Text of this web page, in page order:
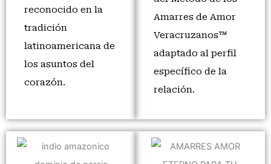
reconocido en la
tradición
latinoamericana de
los asuntos del
corazón.
Amarres de Amor
Veracruzanos™
adaptado al perfil
específico de la
relación.